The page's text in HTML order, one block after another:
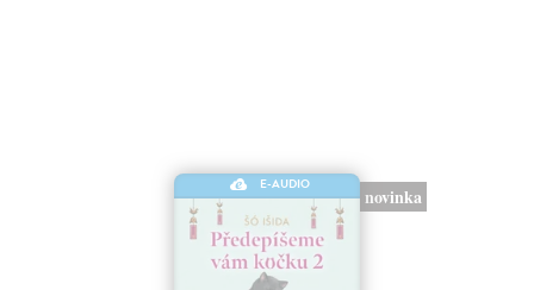
E-AUDIO
novinka